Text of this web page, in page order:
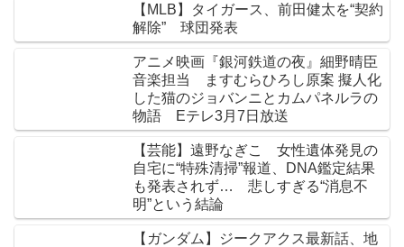
【MLB】タイガース、前田健太を“契約
解除” 球団発表
アニメ映画『銀河鉄道の夜』細野晴臣
音楽担当 ますむらひろし原案 擬人化
した猫のジョバンニとカムパネルラの
物語 Eテレ3月7日放送
【芸能】遠野なぎこ 女性遺体発見の
自宅に“特殊清掃”報道、DNA鑑定結果
も発表されず… 悲しすぎる“消息不
明”という結論
【ガンダム】ジークアクス最新話、地